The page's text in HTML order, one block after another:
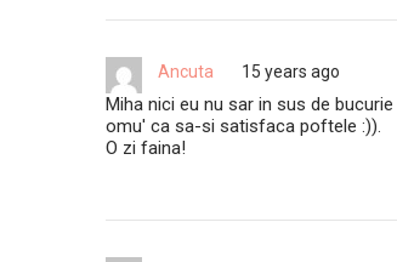
Ancuta 15 years ago
Miha nici eu nu sar in sus de
omu' ca sa-si satisfaca poftele :)).
O zi faina!